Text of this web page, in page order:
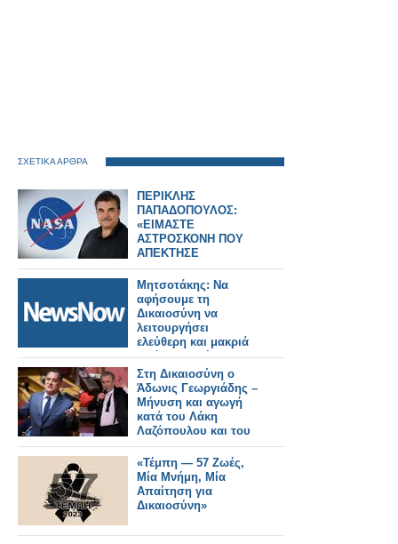
ΣΧΕΤΙΚΑ ΑΡΘΡΑ
ΠΕΡΙΚΛΗΣ
ΠΑΠΑΔΟΠΟΥΛΟΣ:
«ΕΙΜΑΣΤΕ
ΑΣΤΡΟΣΚΟΝΗ ΠΟΥ
ΑΠΕΚΤΗΣΕ
ΣΥΝΕΙΔΗΣΗ» – Ο
ΗΓΕΤΗΣ ΤΗΣ NASA
ΠΙΣΩ ΑΠΟ ΤΟ Artemis
II
Μητσοτάκης: Να
αφήσουμε τη
Δικαιοσύνη να
λειτουργήσει
ελεύθερη και μακριά
από πολιτικές
σκοπιμότητες.
Στη Δικαιοσύνη ο
Άδωνις Γεωργιάδης –
Μήνυση και αγωγή
κατά του Λάκη
Λαζόπουλου και του
Mega
«Τέμπη — 57 Ζωές,
Μία Μνήμη, Μία
Απαίτηση για
Δικαιοσύνη»